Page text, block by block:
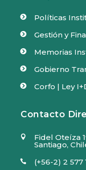
 Políticas
 Gestión y
 Memorias
 Gobierno
 Corfo | Ley
Contacto
 Fidel Oteíza
Santiago,
 (+56-2) 2 577